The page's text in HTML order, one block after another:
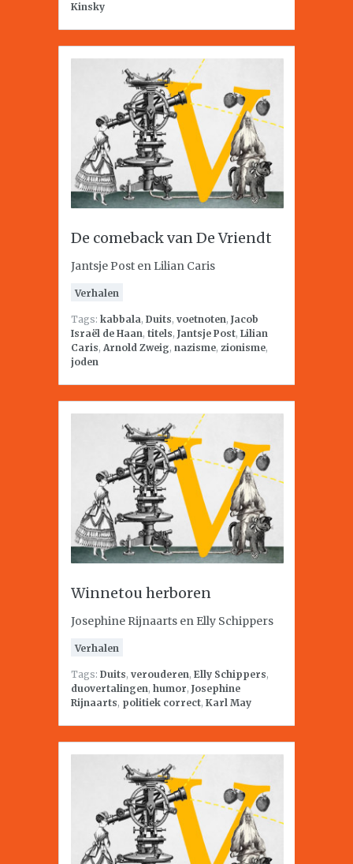
Kinsky
De comeback van De Vriendt
Jantsje Post en Lilian Caris
Verhalen
Tags: kabbala, Duits, voetnoten, Jacob
Israël de Haan, titels, Jantsje Post, Lilian
Caris, Arnold Zweig, nazisme, zionisme,
joden
Winnetou herboren
Josephine Rijnaarts en Elly Schippers
Verhalen
Tags: Duits, verouderen, Elly Schippers,
duovertalingen, humor, Josephine
Rijnaarts, politiek correct, Karl May